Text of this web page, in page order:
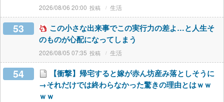
2026/08/06 20:00 生活
53
この小さな出来事でこの実行力の差よ…と人生そ
のものが心配になってしまう
2026/08/05 07:35 生活
54
【衝撃】帰宅すると嫁が赤ん坊産み落としそうに
→それだけでは終わらなかった驚きの理由とはｗｗ
ｗｗ